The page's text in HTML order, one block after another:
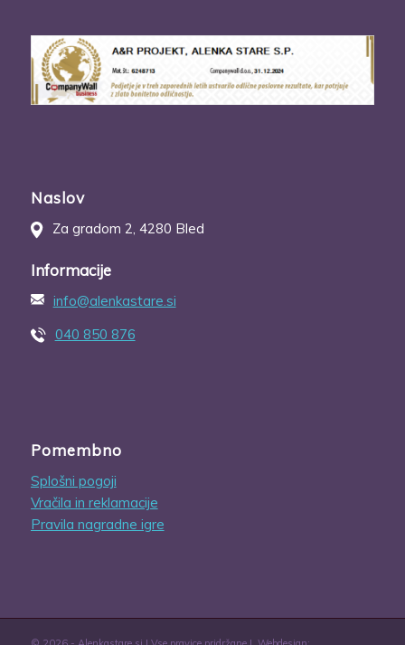
Naslov
Za gradom 2, 4280 Bled
Informacije
info@alenkastare.si
040 850 876
Pomembno
Splošni pogoji
Vračila in reklamacije
Pravila nagradne igre